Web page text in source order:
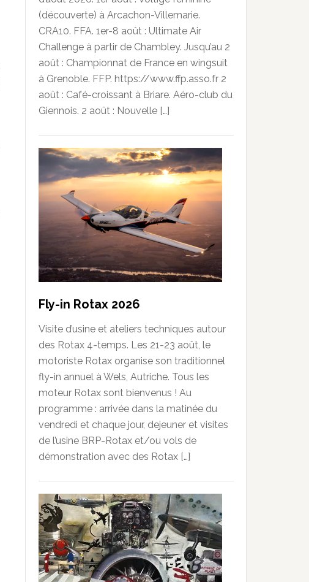
(découverte) à Arcachon-Villemarie.
CRA10. FFA. 1er-8 août : Ultimate Air
Challenge à partir de Chambley. Jusqu’au 2
août : Championnat de France en wingsuit
à Grenoble. FFP. https://www.ffp.asso.fr 2
août : Café-croissant à Briare. Aéro-club du
Giennois. 2 août : Nouvelle […]
Fly-in Rotax 2026
Visite d’usine et ateliers techniques autour
des Rotax 4-temps. Les 21-23 août, le
motoriste Rotax organise son traditionnel
fly-in annuel à Wels, Autriche. Tous les
moteur Rotax sont bienvenus ! Au
programme : arrivée dans la matinée du
vendredi et chaque jour, dejeuner et visites
de l’usine BRP-Rotax et/ou vols de
démonstration avec des Rotax […]